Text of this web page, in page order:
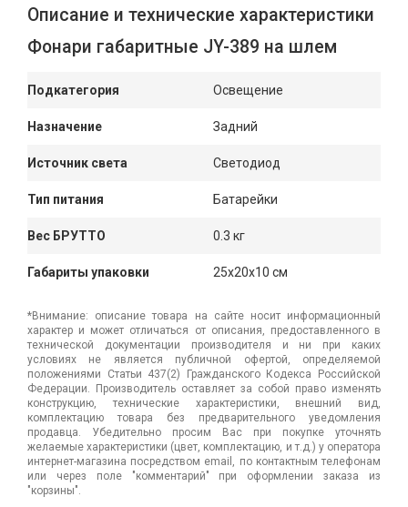
Описание и технические характеристики
Фонари габаритные JY-389 на шлем
Подкатегория Освещение
Назначение Задний
Источник света Светодиод
Тип питания Батарейки
Вес БРУТТО 0.3 кг
Габариты упаковки 25x20x10 см
*Внимание: описание товара на сайте носит информационный
характер и может отличаться от описания, предоставленного в
технической документации производителя и ни при каких
условиях не является публичной офертой, определяемой
положениями Статьи 437(2) Гражданского Кодекса Российской
Федерации. Производитель оставляет за собой право изменять
конструкцию, технические характеристики, внешний вид,
комплектацию товара без предварительного уведомления
продавца. Убедительно просим Вас при покупке уточнять
желаемые характеристики (цвет, комплектацию, и т.д.) у оператора
интернет-магазина посредством email, по контактным телефонам
или через поле "комментарий" при оформлении заказа из
"корзины".